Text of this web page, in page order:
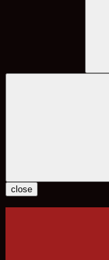
close